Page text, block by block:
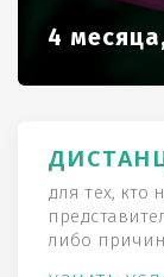
4
для тех, кто
либо